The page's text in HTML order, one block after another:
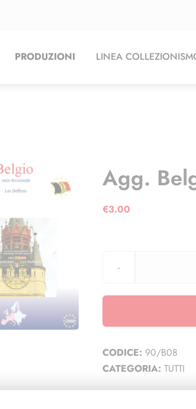
PRODUZIONI LINEA
Agg.
€3.00
CODICE: 90/B08
CATEGORIA: TUTTI